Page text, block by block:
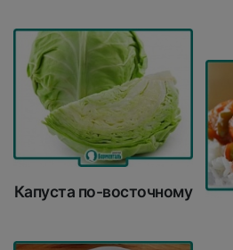
Капуста по-восточному